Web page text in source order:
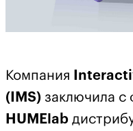
Компания
(IMS) заключила с
HUMElab